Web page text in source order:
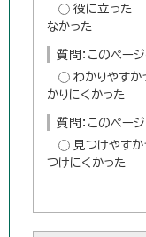
役に立った
なかった
質問：このペー
わかりやすか
かりにくかった
質問：このペー
見つけやすか
つけにくかった